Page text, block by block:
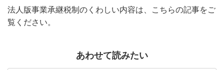
法人版事業承継税制のくわしい内容は、こちらの記事をご
覧ください。
あわせて読みたい